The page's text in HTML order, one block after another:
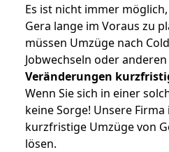
Es ist nicht immer
Gera lange im Voraus zu
müssen Umzüge nach
Jobwechseln oder
Veränderungen
Wenn Sie sich in einer
keine Sorge! Unsere
kurzfristige Umzüge von
lösen.